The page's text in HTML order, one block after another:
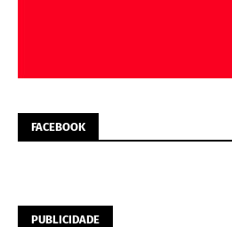
FACEBOOK
PUBLICIDADE